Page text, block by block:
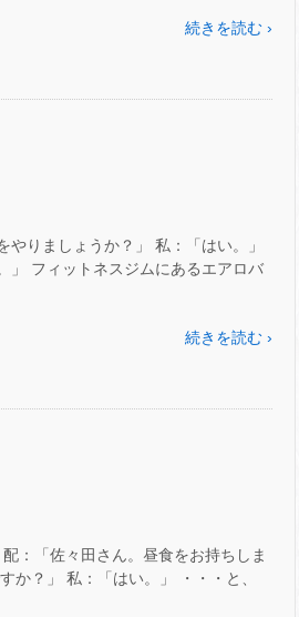
続きを読む ›
りましょうか？」 私：「はい。」
」 フィットネスジムにあるエアロバ
続きを読む ›
：「佐々田さん。昼食をお持ちしま
か？」 私：「はい。」 ・・・と、